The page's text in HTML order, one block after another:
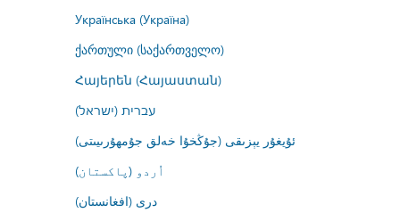
Українська (Україна)
ქართული (საქართველო)
Հայերեն (Հայաստան)
עברית (ישראל)
ئۇيغۇر يېزىقى (جۇڭخۇا خەلق جۇمھۇرىيىتى)
اُردو (پاکستان)
درى (افغانستان)